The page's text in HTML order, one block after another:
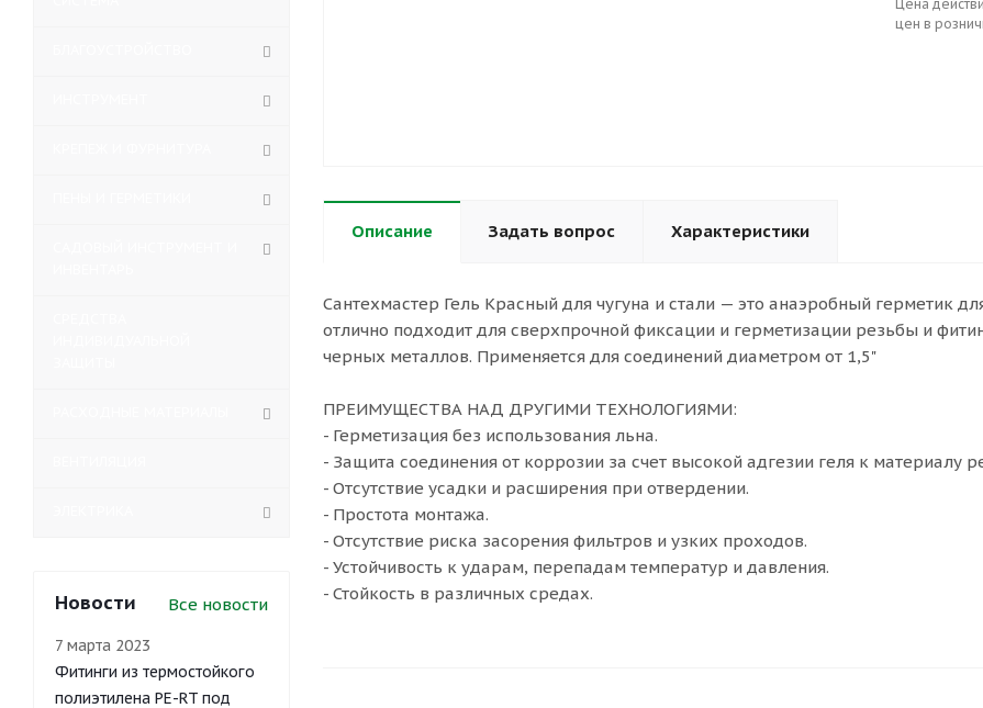
Цена
цен в
Описание Задать вопрос Характеристики
Сантехмастер Гель Красный для чугуна и стали — это анаэробный герметик
отлично подходит для сверхпрочной фиксации и герметизации резьбы и
черных металлов. Применяется для соединений диаметром от 1,5"
ПРЕИМУЩЕСТВА НАД ДРУГИМИ ТЕХНОЛОГИЯМИ:
- Герметизация без использования льна.
- Защита соединения от коррозии за счет высокой адгезии геля к материалу
- Отсутствие усадки и расширения при отвердении.
- Простота монтажа.
- Отсутствие риска засорения фильтров и узких проходов.
- Устойчивость к ударам, перепадам температур и давления.
- Стойкость в различных средах.
Новости Все новости
7 марта 2023
Фитинги из термостойкого
полиэтилена PE-RT под